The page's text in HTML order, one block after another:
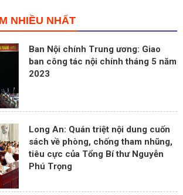
NHIỀU NHẤT
Ban Nội chính Trung ương: Giao
ban công tác nội chính tháng 5 năm
2023
Long An: Quán triệt nội dung cuốn
sách về phòng, chống tham nhũng,
tiêu cực của Tổng Bí thư Nguyễn
Phú Trọng